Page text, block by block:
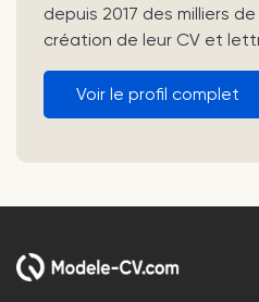
depuis 2017 des milliers
création de leur CV et
Voir le profil complet